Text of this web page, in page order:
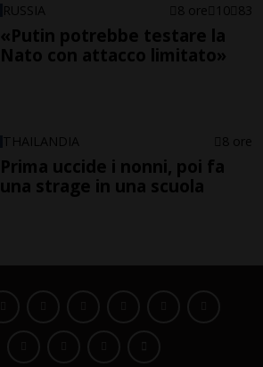
RUSSIA 8 ore 10 83
«Putin potrebbe testare la
Nato con attacco limitato»
THAILANDIA 8 ore
Prima uccide i nonni, poi fa
una strage in una scuola